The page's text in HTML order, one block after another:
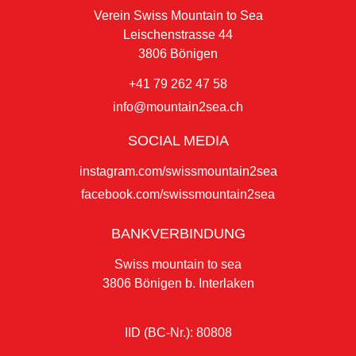
Verein Swiss Mountain to Sea
Leischenstrasse 44
3806 Bönigen
+41 79 262 47 58
info@mountain2sea.ch
SOCIAL MEDIA
instagram.com/swissmountain2sea
facebook.com/swissmountain2sea
BANKVERBINDUNG
Swiss mountain to sea
3806 Bönigen b. Interlaken
IID (BC-Nr.): 80808